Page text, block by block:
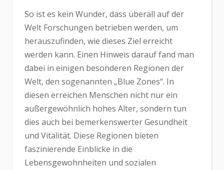
So ist es kein Wunder, dass überall auf der
Welt Forschungen betrieben werden, um
herauszufinden, wie dieses Ziel erreicht
werden kann. Einen Hinweis darauf fand man
dabei in einigen besonderen Regionen der
Welt, den sogenannten „Blue Zones“. In
diesen erreichen Menschen nicht nur ein
außergewöhnlich hohes Alter, sondern tun
dies auch bei bemerkenswerter Gesundheit
und Vitalität. Diese Regionen bieten
faszinierende Einblicke in die
Lebensgewohnheiten und sozialen